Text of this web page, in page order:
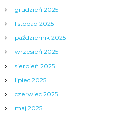
grudzień 2025
listopad 2025
październik 2025
wrzesień 2025
sierpień 2025
lipiec 2025
czerwiec 2025
maj 2025